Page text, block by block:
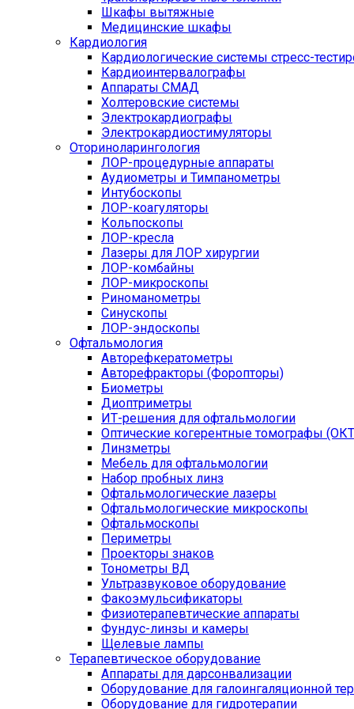
Шкафы вытяжные
Медицинские шкафы
Кардиология
Кардиологические системы стресс-
Кардиоинтервалографы
Аппараты СМАД
Холтеровские системы
Электрокардиографы
Электрокардиостимуляторы
Оториноларингология
ЛОР-процедурные аппараты
Аудиометры и Тимпанометры
Интубоскопы
ЛОР-коагуляторы
Кольпоскопы
ЛОР-кресла
Лазеры для ЛОР хирургии
ЛОР-комбайны
ЛОР-микроскопы
Риноманометры
Синускопы
ЛОР-эндоскопы
Офтальмология
Авторефкератометры
Авторефракторы (Форопторы)
Биометры
Диоптриметры
ИТ-решения для офтальмологии
Оптические когерентные томографы
Линзметры
Мебель для офтальмологии
Набор пробных линз
Офтальмологические лазеры
Офтальмологические микроскопы
Офтальмоскопы
Периметры
Проекторы знаков
Тонометры ВД
Ультразвуковое оборудование
Факоэмульсификаторы
Физиотерапевтические аппараты
Фундус-линзы и камеры
Щелевые лампы
Терапевтическое оборудование
Аппараты для дарсонвализации
Оборудование для галоингаляционной
Оборудование для гидротерапии